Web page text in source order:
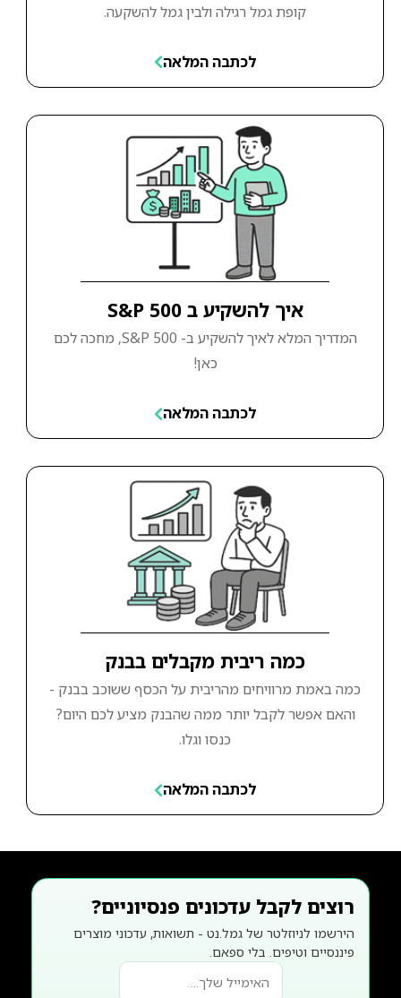
קופת גמל רגילה ולבין גמל להשקעה.
לכתבה המלאה
איך להשקיע ב S&P 500
המדריך המלא לאיך להשקיע ב- S&P 500, מחכה לכם
כאן!
לכתבה המלאה
כמה ריבית מקבלים בבנק
כמה באמת מרוויחים מהריבית על הכסף ששוכב בבנק -
והאם אפשר לקבל יותר ממה שהבנק מציע לכם היום?
כנסו וגלו.
לכתבה המלאה
רוצים לקבל עדכונים פנסיוניים?
הירשמו לניוזלטר של גמל.נט - תשואות, עדכוני מוצרים
פיננסיים וטיפים. בלי ספאם.